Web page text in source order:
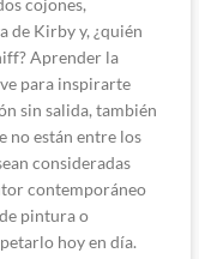
de Kirby y, ¿quién
Aprender la
para inspirarte
sin salida, también
no están entre los
consideradas
contemporáneo
pintura o
hoy en día.